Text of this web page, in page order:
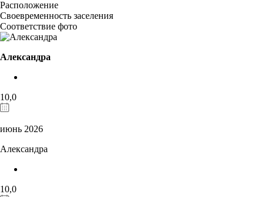
Расположение
Своевременность заселения
Соответствие фото
Александра
10,0
июнь 2026
Александра
10,0